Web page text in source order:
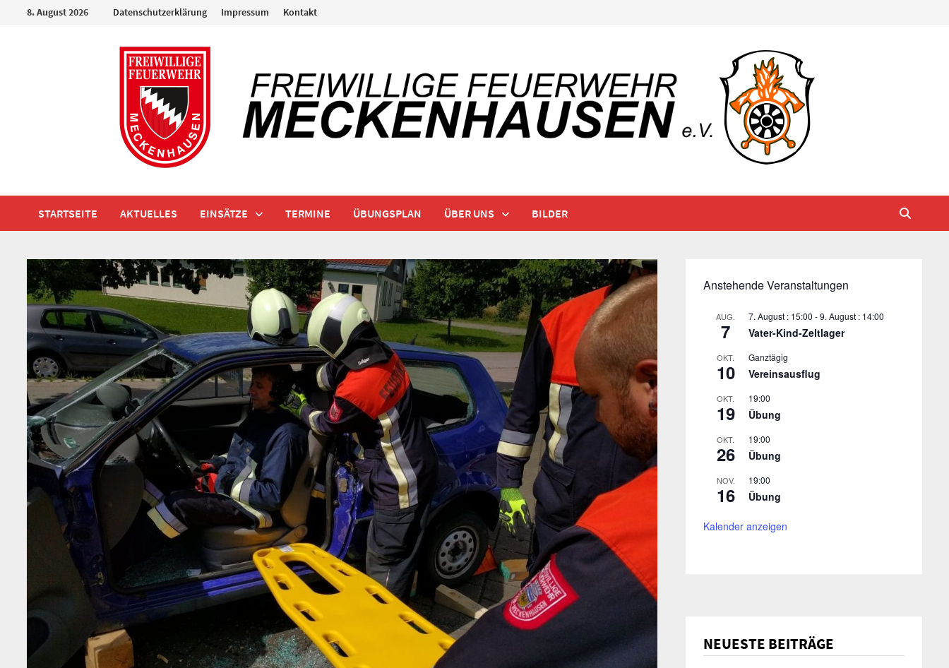
8. August 2026 Datenschutzerklärung Impressum Kontakt
STARTSEITE AKTUELLES EINSÄTZE TERMINE ÜBUNGSPLAN ÜBER UNS BILDER
Anstehende Veranstaltungen
AUG.
7
7. August : 15:00 -9. August : 14:00
Vater-Kind-Zeltlager
OKT.
10
Ganztägig
Vereinsausflug
OKT.
19
19:00
Übung
OKT.
26
19:00
Übung
NOV.
16
19:00
Übung
Kalender anzeigen
NEUESTE BEITRÄGE